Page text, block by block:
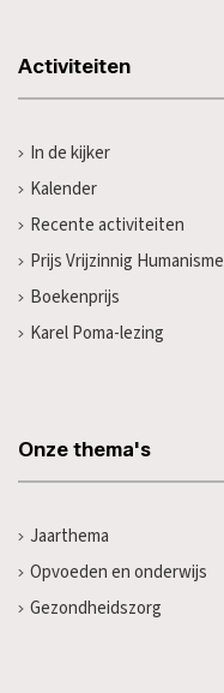
Activiteiten
In de kijker
Kalender
Recente activiteiten
Prijs Vrijzinnig Humanisme
Boekenprijs
Karel Poma-lezing
Onze thema's
Jaarthema
Opvoeden en onderwijs
Gezondheidszorg